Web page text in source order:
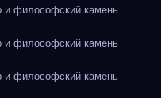
и философский камень
и философский камень
и философский камень